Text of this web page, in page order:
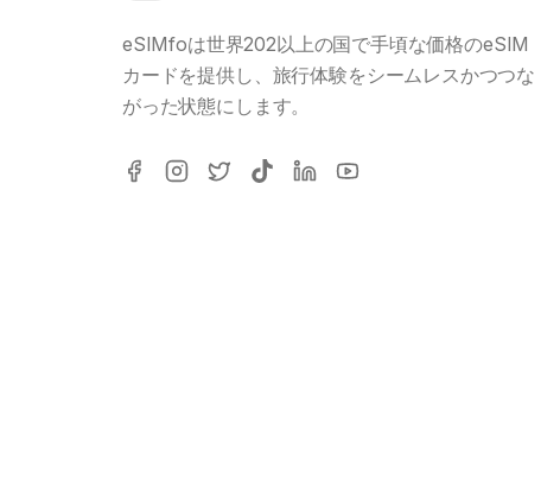
eSIMfoは世界202以上の国で手頃な価格のeSIM
カードを提供し、旅行体験をシームレスかつつな
がった状態にします。